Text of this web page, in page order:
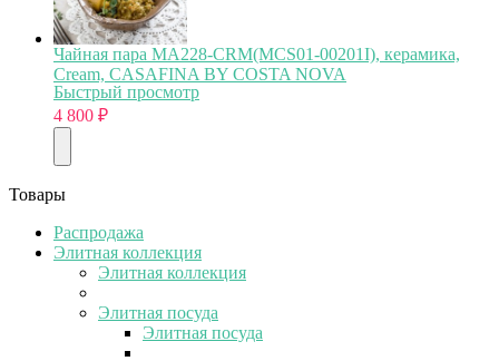
Чайная пара MA228-CRM(MCS01-00201I), керамика,
Cream, CASAFINA BY COSTA NOVA
Быстрый просмотр
4 800 ₽
Товары
Распродажа
Элитная коллекция
Элитная коллекция
Элитная посуда
Элитная посуда